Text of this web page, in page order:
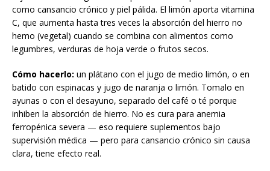
como cansancio crónico y piel pálida. El limón aporta vitamina
C, que aumenta hasta tres veces la absorción del hierro no
hemo (vegetal) cuando se combina con alimentos como
legumbres, verduras de hoja verde o frutos secos.
Cómo hacerlo: un plátano con el jugo de medio limón, o en
batido con espinacas y jugo de naranja o limón. Tomalo en
ayunas o con el desayuno, separado del café o té porque
inhiben la absorción de hierro. No es cura para anemia
ferropénica severa — eso requiere suplementos bajo
supervisión médica — pero para cansancio crónico sin causa
clara, tiene efecto real.